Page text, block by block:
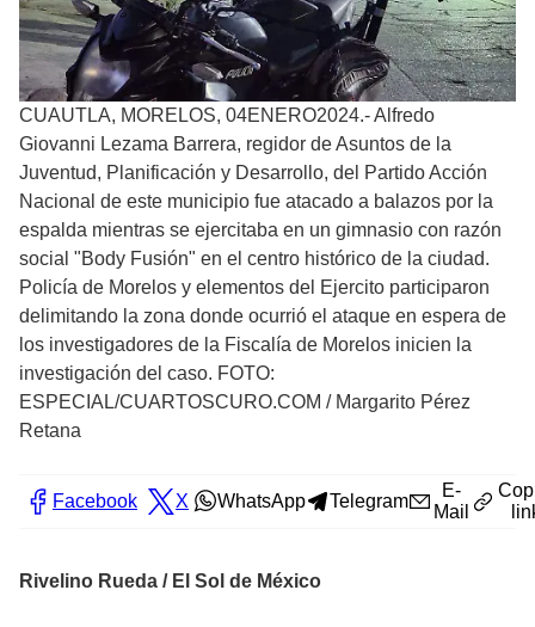
CUAUTLA, MORELOS, 04ENERO2024.- Alfredo
Giovanni Lezama Barrera, regidor de Asuntos de la
Juventud, Planificación y Desarrollo, del Partido Acción
Nacional de este municipio fue atacado a balazos por la
espalda mientras se ejercitaba en un gimnasio con razón
social "Body Fusión" en el centro histórico de la ciudad.
Policía de Morelos y elementos del Ejercito participaron
delimitando la zona donde ocurrió el ataque en espera de
los investigadores de la Fiscalía de Morelos inicien la
investigación del caso. FOTO:
ESPECIAL/CUARTOSCURO.COM / Margarito Pérez
Retana
Facebook X WhatsApp Telegram
E-
Mail
Rivelino Rueda / El Sol de México